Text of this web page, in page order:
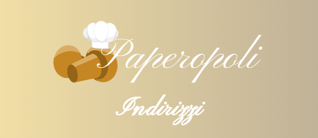
Indirizzi